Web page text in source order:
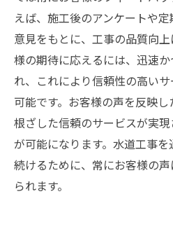
えば、施工後のアンケートや
意見をもとに、工事の品質向
様の期待に応えるには、迅速
れ、これにより信頼性の高い
可能です。お客様の声を反映
根ざした信頼のサービスが実
が可能になります。水道工事
続けるために、常にお客様の
られます。